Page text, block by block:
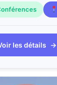
les détails →